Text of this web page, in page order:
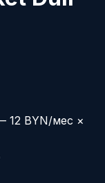
12 BYN/мес ×